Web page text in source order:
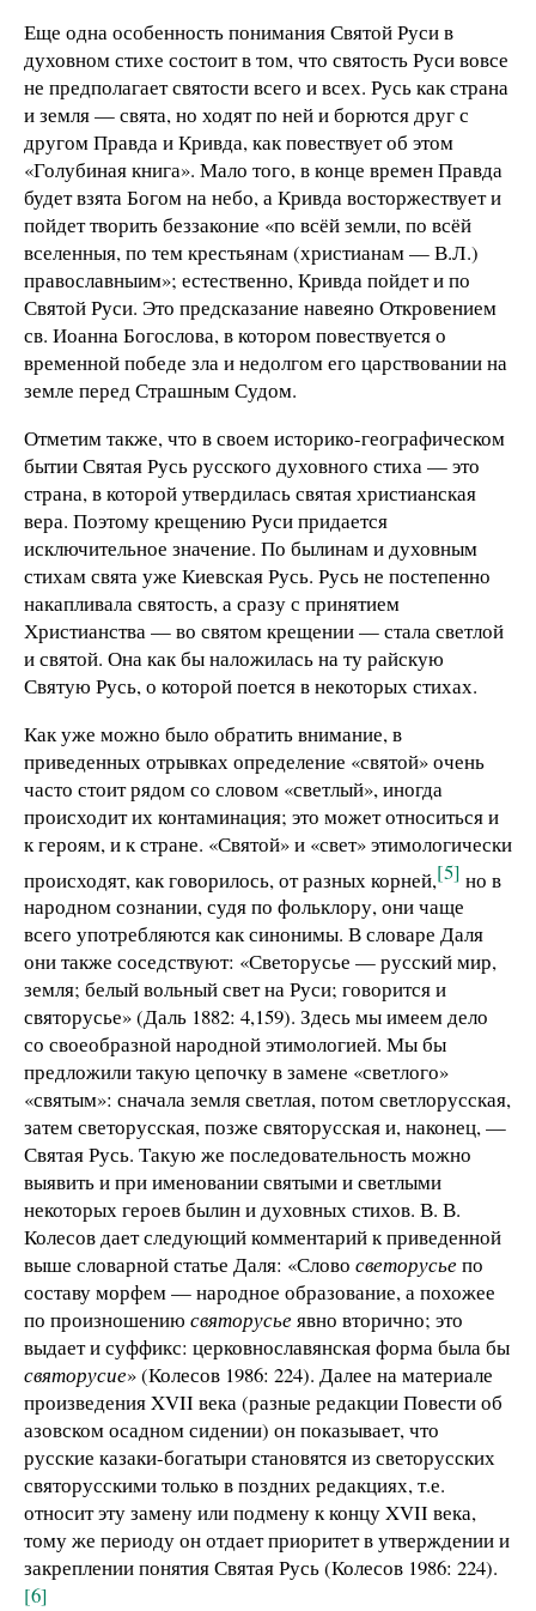
Еще одна особенность понимания Святой Руси в
духовном стихе состоит в том, что святость Руси вовсе
не предполагает святости всего и всех. Русь как страна
и земля — свята, но ходят по ней и борются друг с
другом Правда и Кривда, как повествует об этом
«Голубиная книга». Мало того, в конце времен Правда
будет взята Богом на небо, а Кривда восторжествует и
пойдет творить беззаконие «по всёй земли, по всёй
вселенныя, по тем крестьянам (христианам — В.Л.)
православныим»; естественно, Кривда пойдет и по
Святой Руси. Это предсказание навеяно Откровением
св. Иоанна Богослова, в котором повествуется о
временной победе зла и недолгом его царствовании на
земле перед Страшным Судом.
Отметим также, что в своем историко-географическом
бытии Святая Русь русского духовного стиха — это
страна, в которой утвердилась святая христианская
вера. Поэтому крещению Руси придается
исключительное значение. По былинам и духовным
стихам свята уже Киевская Русь. Русь не постепенно
накапливала святость, а сразу с принятием
Христианства — во святом крещении — стала светлой
и святой. Она как бы наложилась на ту райскую
Святую Русь, о которой поется в некоторых стихах.
Как уже можно было обратить внимание, в
приведенных отрывках определение «святой» очень
часто стоит рядом со словом «светлый», иногда
происходит их контаминация; это может относиться и
к героям, и к стране. «Святой» и «свет» этимологически
происходят, как говорилось, от разных корней,[5] но в
народном сознании, судя по фольклору, они чаще
всего употребляются как синонимы. В словаре Даля
они также соседствуют: «Светорусье — русский мир,
земля; белый вольный свет на Руси; говорится и
святорусье» (Даль 1882: 4,159). Здесь мы имеем дело
со своеобразной народной этимологией. Мы бы
предложили такую цепочку в замене «светлого»
«святым»: сначала земля светлая, потом светлорусская,
затем светорусская, позже святорусская и, наконец, —
Святая Русь. Такую же последовательность можно
выявить и при именовании святыми и светлыми
некоторых героев былин и духовных стихов. В. В.
Колесов дает следующий комментарий к приведенной
выше словарной статье Даля: «Слово светорусьепо
составу морфем — народное образование, а похожее
по произношению святорусьеявно вторично; это
выдает и суффикс: церковнославянская форма была бы
святорусие» (Колесов 1986: 224). Далее на материале
произведения XVII века (разные редакции Повести об
азовском осадном сидении) он показывает, что
русские казаки-богатыри становятся из светорусских
святорусскими только в поздних редакциях, т.е.
относит эту замену или подмену к концу XVII века,
тому же периоду он отдает приоритет в утверждении и
закреплении понятия Святая Русь (Колесов 1986: 224).
[6]